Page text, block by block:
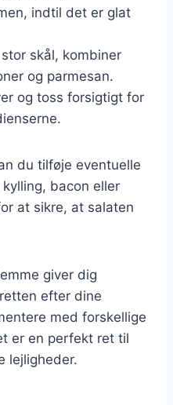
indtil det er glat
skål, kombiner
og parmesan.
og toss forsigtigt for
du tilføje eventuelle
bacon eller
at sikre, at salaten
giver dig
efter dine
med forskellige
er en perfekt ret til
lejligheder.